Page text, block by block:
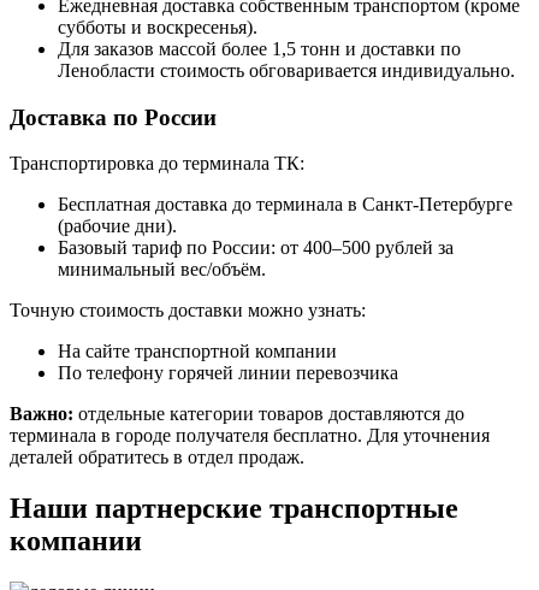
Ежедневная доставка собственным транспортом (кроме
субботы и воскресенья).
Для заказов массой более 1,5 тонн и доставки по
Ленобласти стоимость обговаривается индивидуально.
Доставка по России
Транспортировка до терминала ТК:
Бесплатная доставка до терминала в Санкт-Петербурге
(рабочие дни).
Базовый тариф по России: от 400–500 рублей за
минимальный вес/объём.
Точную стоимость доставки можно узнать:
На сайте транспортной компании
По телефону горячей линии перевозчика
Важно: отдельные категории товаров доставляются до
терминала в городе получателя бесплатно. Для уточнения
деталей обратитесь в отдел продаж.
Наши партнерские транспортные
компании